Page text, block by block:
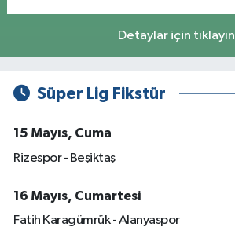
Detaylar için tıklayın
Süper Lig Fikstür
15 Mayıs, Cuma
Rizespor - Beşiktaş
16 Mayıs, Cumartesi
Fatih Karagümrük - Alanyaspor